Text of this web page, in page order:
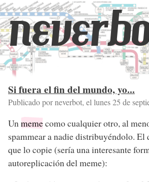
Si fuera el fin del mundo, yo...
Publicado por neverbot, el lunes 25 de
Un memecomo cualquier otro, al
spammear a nadie distribuyéndolo. El
que lo copie (sería una interesante
autoreplicación del meme):